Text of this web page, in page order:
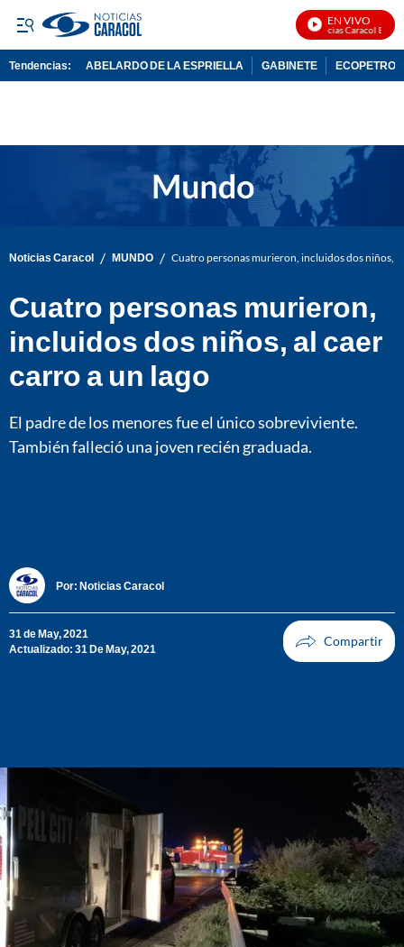
EN VIVO
Noticias Caracol En Vivo
Tendencias: ABELARDO DE LA ESPRIELLA GABINETE ECOPETROL
Noticias Caracol / MUNDO / Cuatro personas murieron, incluidos dos niños,
Cuatro personas murieron,
incluidos dos niños, al caer
carro a un lago
El padre de los menores fue el único sobreviviente.
También falleció una joven recién graduada.
Por: Noticias Caracol
31 de May, 2021
Actualizado: 31 De May, 2021